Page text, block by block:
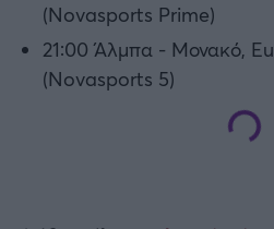
(Novasports Prime)
21:00 Άλμπα - Μονακό,
(Novasports 5)